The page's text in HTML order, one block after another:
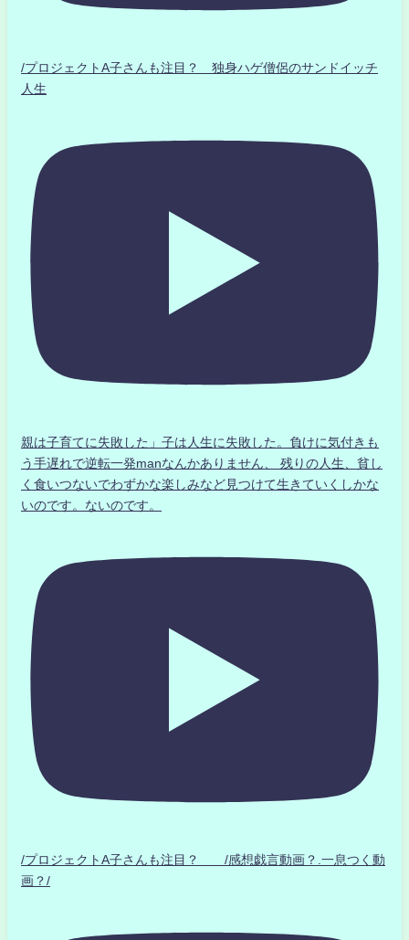
/プロジェクトA子さんも注目？ 独身ハゲ僧侶のサンドイッチ
人生
親は子育てに失敗した」子は人生に失敗した。負けに気付きも
う手遅れで逆転一発manなんかありません、 残りの人生、貧し
く食いつないでわずかな楽しみなど見つけて生きていくしかな
いのです。ないのです。
/プロジェクトA子さんも注目？ /感想戯言動画？.一息つく動
画？/